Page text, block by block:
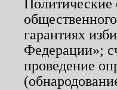
Политические
гарантиях
Федерации»;
проведение